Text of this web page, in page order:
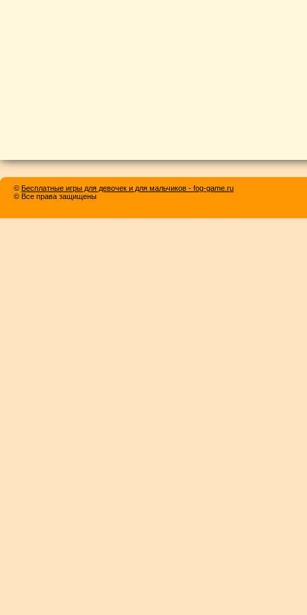
© Бесплатные игры для девочек и для мальчиков - fog-game.ru
© Все права защищены